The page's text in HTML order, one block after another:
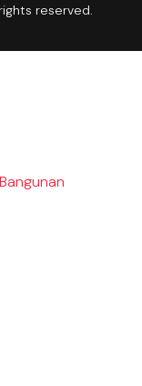
reserved.